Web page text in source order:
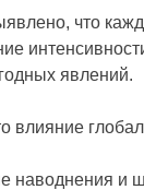
что
явлений.
влияние
наводнения и